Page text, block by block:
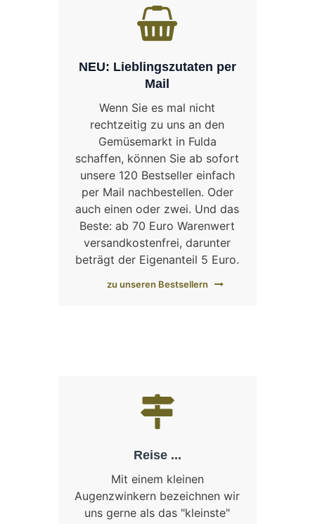
NEU: Lieblingszutaten per
Mail
Wenn Sie es mal nicht
rechtzeitig zu uns an den
Gemüsemarkt in Fulda
schaffen, können Sie ab sofort
unsere 120 Bestseller einfach
per Mail nachbestellen. Oder
auch einen oder zwei. Und das
Beste: ab 70 Euro Warenwert
versandkostenfrei, darunter
beträgt der Eigenanteil 5 Euro.
zu unseren Bestsellern
Reise ...
Mit einem kleinen
Augenzwinkern bezeichnen wir
uns gerne als das "kleinste"